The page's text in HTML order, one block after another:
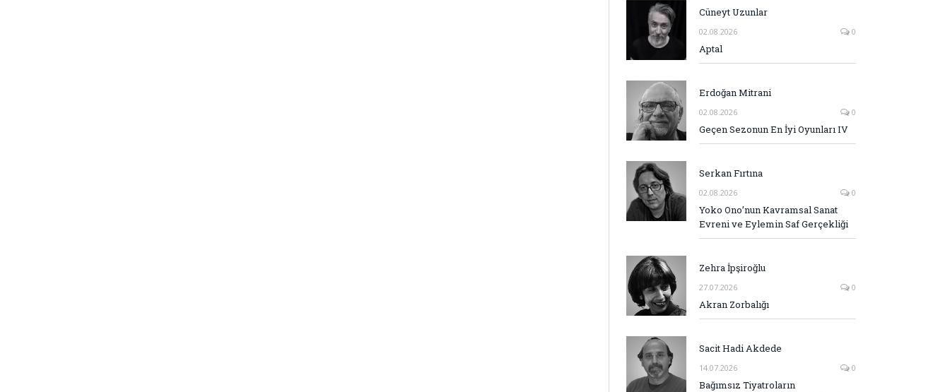
Cüneyt Uzunlar
02.08.2026 0
Aptal
Erdoğan Mitrani
02.08.2026 0
Geçen Sezonun En İyi Oyunları IV
Serkan Fırtına
02.08.2026 0
Yoko Ono’nun Kavramsal Sanat
Evreni ve Eylemin Saf Gerçekliği
Zehra İpşiroğlu
27.07.2026 0
Akran Zorbalığı
Sacit Hadi Akdede
14.07.2026 0
Bağımsız Tiyatroların